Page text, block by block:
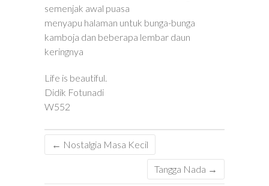
semenjak awal puasa
menyapu halaman untuk bunga-bunga
kamboja dan beberapa lembar daun
keringnya
Life is beautiful.
Didik Fotunadi
W552
← Nostalgia Masa Kecil
Tangga Nada →